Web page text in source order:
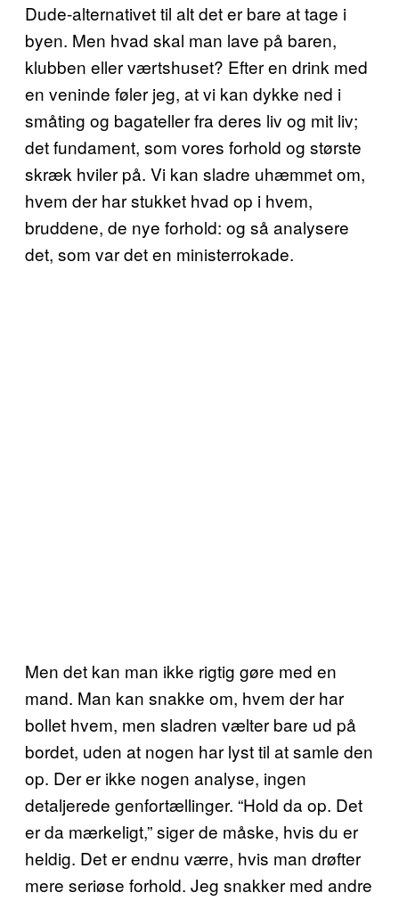
Dude-alternativet til alt det er bare at tage i
byen. Men hvad skal man lave på baren,
klubben eller værtshuset? Efter en drink med
en veninde føler jeg, at vi kan dykke ned i
småting og bagateller fra deres liv og mit liv;
det fundament, som vores forhold og største
skræk hviler på. Vi kan sladre uhæmmet om,
hvem der har stukket hvad op i hvem,
bruddene, de nye forhold: og så analysere
det, som var det en ministerrokade.
Men det kan man ikke rigtig gøre med en
mand. Man kan snakke om, hvem der har
bollet hvem, men sladren vælter bare ud på
bordet, uden at nogen har lyst til at samle den
op. Der er ikke nogen analyse, ingen
detaljerede genfortællinger. “Hold da op. Det
er da mærkeligt,” siger de måske, hvis du er
heldig. Det er endnu værre, hvis man drøfter
mere seriøse forhold. Jeg snakker med andre